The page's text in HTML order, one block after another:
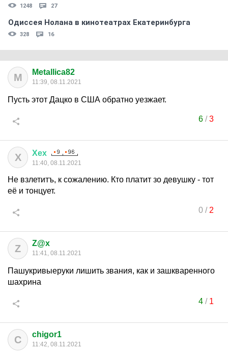
1248 27
Одиссея Нолана в кинотеатрах Екатеринбурга
328 16
M Metallica82
11:39, 08.11.2021
Пусть этот Дацко в США обратно уезжает.
6/3
Х Хех
11:40, 08.11.2021
Не взлетитъ, к сожалению. Кто платит зо девушку - тот
её и тонцует.
0/ 2
Z Z@x
11:41, 08.11.2021
Пашукривыеруки лишить звания, как и зашкваренного
шахрина
4/ 1
C chigor1
11:42, 08.11.2021